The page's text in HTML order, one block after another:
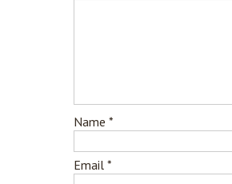
Name *
Email *